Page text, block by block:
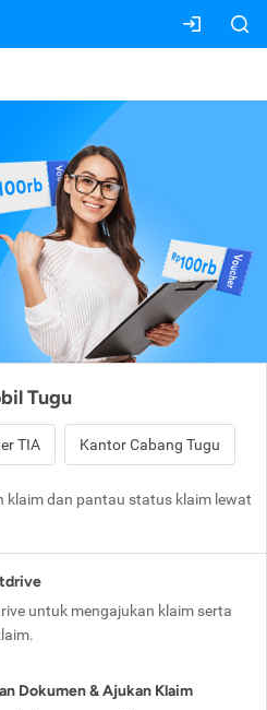
Tugu
TIA Kantor Cabang Tugu
klaim dan pantau status klaim lewat
untuk mengajukan klaim serta
Dokumen & Ajukan Klaim